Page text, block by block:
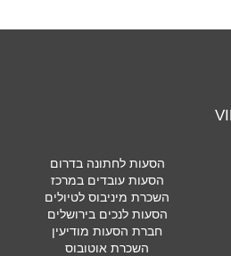
הסעות לחתונה בדרום
הסעות עובדים במרכז
השכרת מיניבוס לטיולים
הסעות לנכים בירושלים
חברת הסעות מודיעין
השכרת אוטובוס